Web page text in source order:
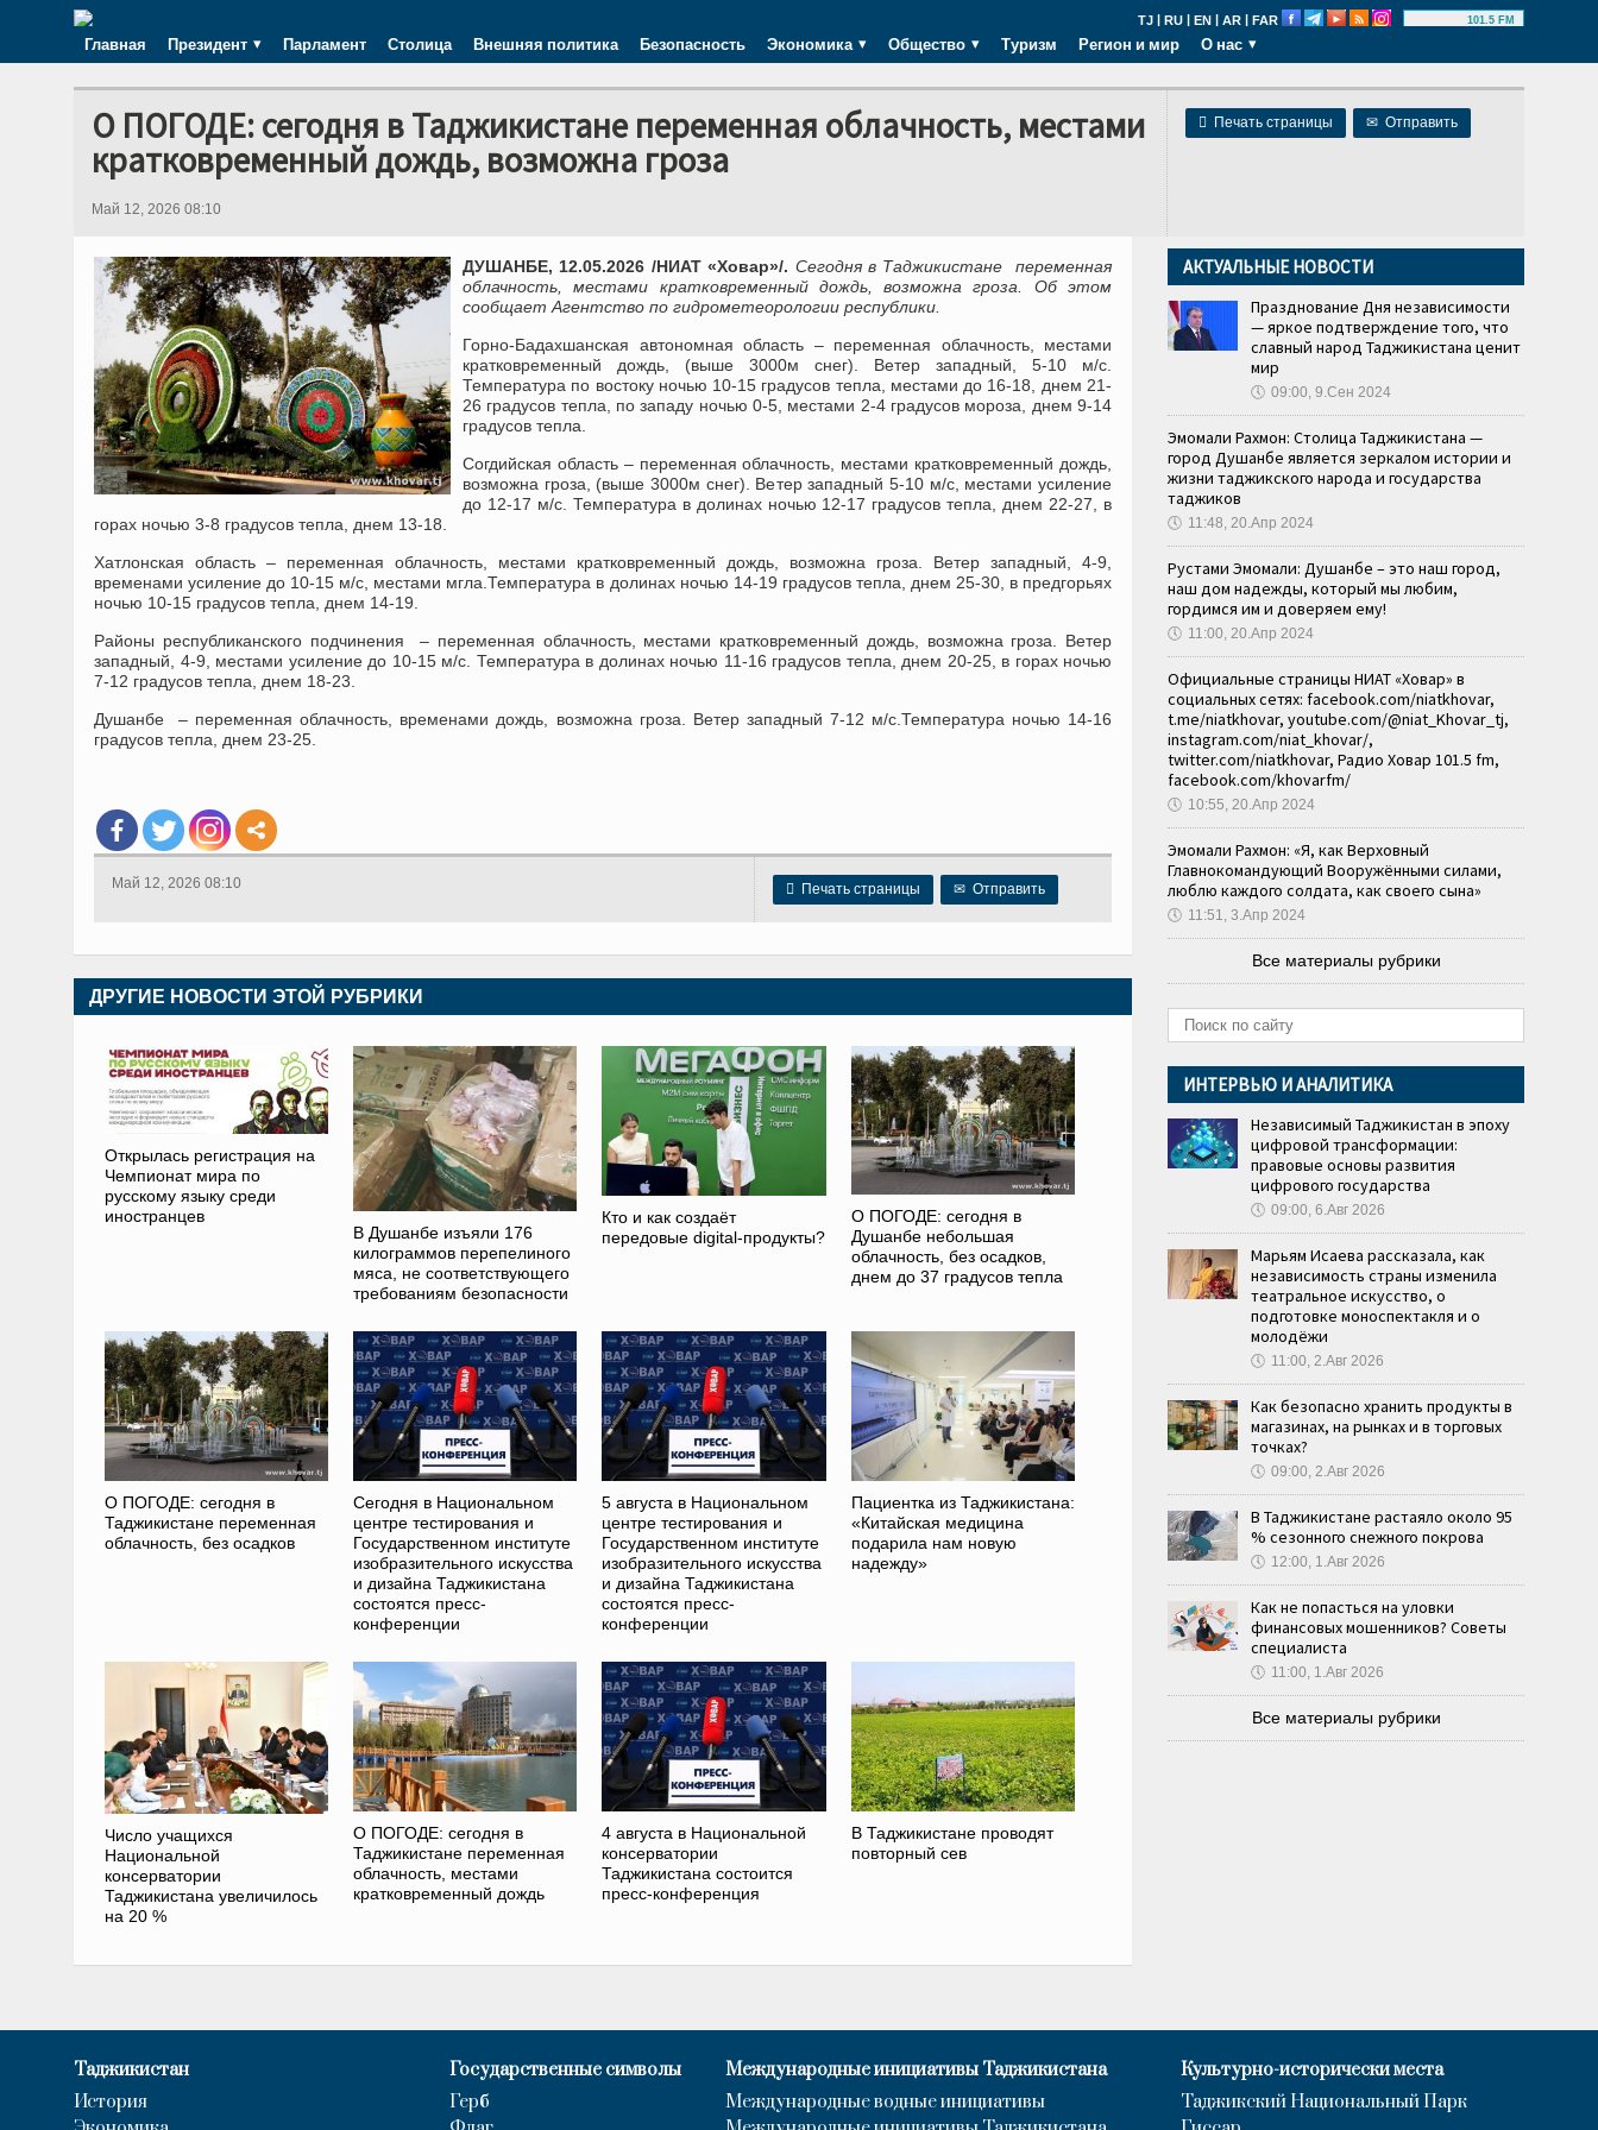
TJ | RU | EN | AR | FAR 101.5 FM
Главная Президент Парламент Столица Внешняя политика Безопасность Экономика Общество Туризм Регион и мир О нас
 Печать страницы ✉ Отправить
О ПОГОДЕ: сегодня в Таджикистане переменная облачность, местами
кратковременный дождь, возможна гроза
Май 12, 2026 08:10
ДУШАНБЕ, 12.05.2026 /НИАТ «Ховар»/. Сегодня в Таджикистане переменная
облачность, местами кратковременный дождь, возможна гроза. Об этом
сообщает Агентство по гидрометеорологии республики.
Горно-Бадахшанская автономная область – переменная облачность, местами
кратковременный дождь, (выше 3000м снег). Ветер западный, 5-10 м/с.
Температура по востоку ночью 10-15 градусов тепла, местами до 16-18, днем 21-
26 градусов тепла, по западу ночью 0-5, местами 2-4 градусов мороза, днем 9-14
градусов тепла.
Согдийская область – переменная облачность, местами кратковременный дождь,
возможна гроза, (выше 3000м снег). Ветер западный 5-10 м/с, местами усиление
до 12-17 м/с. Температура в долинах ночью 12-17 градусов тепла, днем 22-27, в
горах ночью 3-8 градусов тепла, днем 13-18.
Хатлонская область – переменная облачность, местами кратковременный дождь, возможна гроза. Ветер западный, 4-9,
временами усиление до 10-15 м/с, местами мгла.Температура в долинах ночью 14-19 градусов тепла, днем 25-30, в предгорьях
ночью 10-15 градусов тепла, днем 14-19.
Районы республиканского подчинения – переменная облачность, местами кратковременный дождь, возможна гроза. Ветер
западный, 4-9, местами усиление до 10-15 м/с. Температура в долинах ночью 11-16 градусов тепла, днем 20-25, в горах ночью
7-12 градусов тепла, днем 18-23.
Душанбе – переменная облачность, временами дождь, возможна гроза. Ветер западный 7-12 м/с.Температура ночью 14-16
градусов тепла, днем 23-25.
 Печать страницы ✉ Отправить
Май 12, 2026 08:10
ДРУГИЕ НОВОСТИ ЭТОЙ РУБРИКИ
Открылась регистрация на
Чемпионат мира по
русскому языку среди
иностранцев
В Душанбе изъяли 176
килограммов перепелиного
мяса, не соответствующего
требованиям безопасности
Кто и как создаёт
передовые digital-продукты?
О ПОГОДЕ: сегодня в
Душанбе небольшая
облачность, без осадков,
днем до 37 градусов тепла
О ПОГОДЕ: сегодня в
Таджикистане переменная
облачность, без осадков
Сегодня в Национальном
центре тестирования и
Государственном институте
изобразительного искусства
и дизайна Таджикистана
состоятся пресс-
конференции
5 августа в Национальном
центре тестирования и
Государственном институте
изобразительного искусства
и дизайна Таджикистана
состоятся пресс-
конференции
Пациентка из Таджикистана:
«Китайская медицина
подарила нам новую
надежду»
Число учащихся
Национальной
консерватории
Таджикистана увеличилось
на 20 %
О ПОГОДЕ: сегодня в
Таджикистане переменная
облачность, местами
кратковременный дождь
4 августа в Национальной
консерватории
Таджикистана состоится
пресс-конференция
В Таджикистане проводят
повторный сев
АКТУАЛЬНЫЕ НОВОСТИ
Празднование Дня независимости
— яркое подтверждение того, что
славный народ Таджикистана ценит
мир
🕔 09:00, 9.Сен 2024
Эмомали Рахмон: Столица Таджикистана —
город Душанбе является зеркалом истории и
жизни таджикского народа и государства
таджиков
🕔 11:48, 20.Апр 2024
Рустами Эмомали: Душанбе – это наш город,
наш дом надежды, который мы любим,
гордимся им и доверяем ему!
🕔 11:00, 20.Апр 2024
Официальные страницы НИАТ «Ховар» в
социальных сетях: facebook.com/niatkhovar,
t.me/niatkhovar, youtube.com/@niat_Khovar_tj,
instagram.com/niat_khovar/,
twitter.com/niatkhovar, Радио Ховар 101.5 fm,
facebook.com/khovarfm/
🕔 10:55, 20.Апр 2024
Эмомали Рахмон: «Я, как Верховный
Главнокомандующий Вооружёнными силами,
люблю каждого солдата, как своего сына»
🕔 11:51, 3.Апр 2024
Все материалы рубрики
ИНТЕРВЬЮ И АНАЛИТИКА
Независимый Таджикистан в эпоху
цифровой трансформации:
правовые основы развития
цифрового государства
🕔 09:00, 6.Авг 2026
Марьям Исаева рассказала, как
независимость страны изменила
театральное искусство, о
подготовке моноспектакля и о
молодёжи
🕔 11:00, 2.Авг 2026
Как безопасно хранить продукты в
магазинах, на рынках и в торговых
точках?
🕔 09:00, 2.Авг 2026
В Таджикистане растаяло около 95
% сезонного снежного покрова
🕔 12:00, 1.Авг 2026
Как не попасться на уловки
финансовых мошенников? Советы
специалиста
🕔 11:00, 1.Авг 2026
Все материалы рубрики
Таджикистан
История
Государственные символы
Герб
Международные инициативы Таджикистана
Международные водные инициативы
Культурно-исторически места
Таджикский Национальный Парк